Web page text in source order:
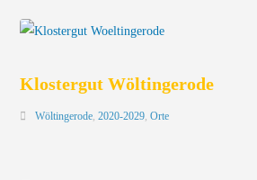
Klostergut Wöltingerode
Wöltingerode,2020-2029,Orte